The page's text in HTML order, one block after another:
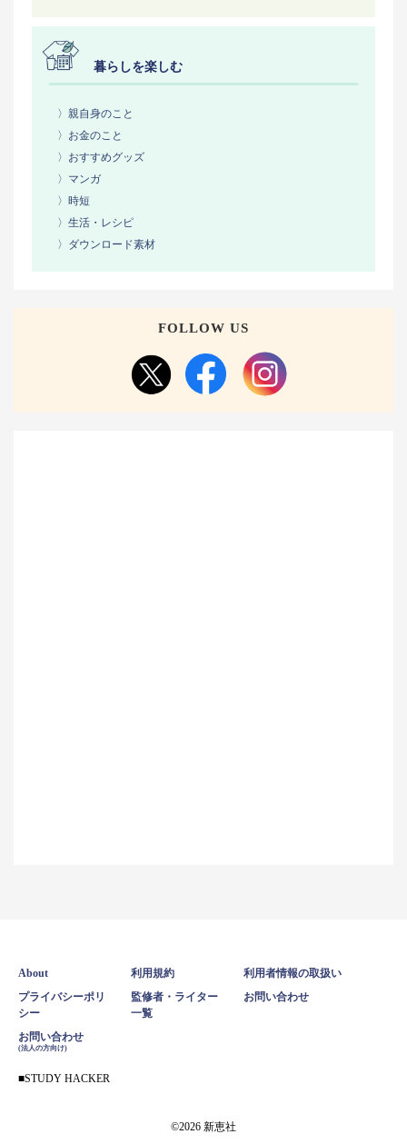
暮らしを楽しむ
〉親自身のこと
〉お金のこと
〉おすすめグッズ
〉マンガ
〉時短
〉生活・レシピ
〉ダウンロード素材
FOLLOW US
About 利用規約 利用者情報の取扱い
プライバシーポリ
シー
監修者・ライター
一覧
お問い合わせ
お問い合わせ
(法人の方向け)
STUDY HACKER
©2026 新恵社